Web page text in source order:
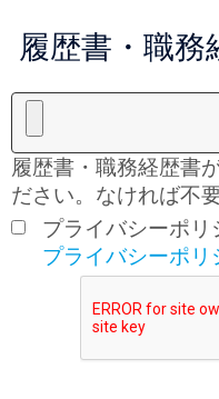
履歴書・職務
履歴書・職務経歴書
ださい。なければ不要
プライバシーポリ
プライバシーポリ